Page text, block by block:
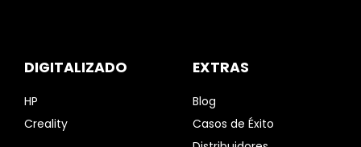
DIGITALIZADO
HP
Creality
EXTRAS
Blog
Casos de Éxito